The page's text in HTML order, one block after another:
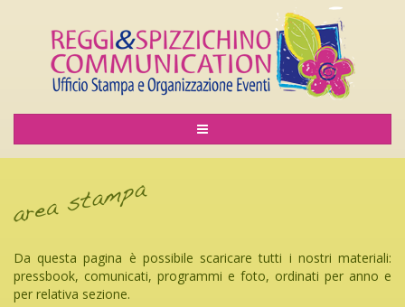
Da questa pagina è possibile scaricare tutti i nostri materiali:
pressbook, comunicati, programmi e foto, ordinati per anno e
per relativa sezione.